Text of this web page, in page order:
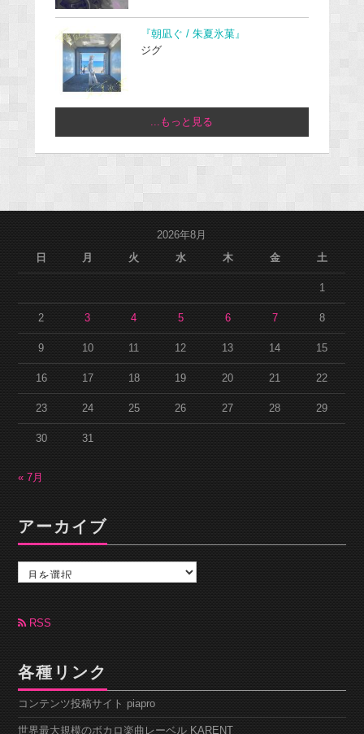
『朝凪ぐ / 朱夏氷菓』
ジグ
...もっと見る
2026年8月
日
月 火 水 木 金 土
1
2 3 4 5 6 7 8
9 10 11 12 13 14 15
16 17 18 19 20 21 22
23 24 25 26 27 28 29
30 31
« 7月
アーカイブ
カ
ブ RSS
各種リンク
コンテンツ投稿サイト piapro
世界最大規模のボカロ楽曲レーベル KARENT